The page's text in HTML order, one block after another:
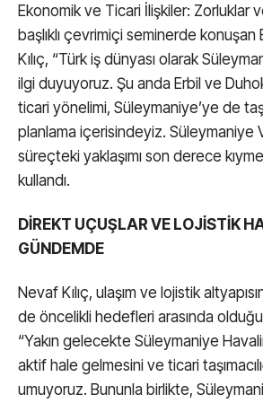
Ekonomik ve Ticari İlişkiler: Zorluklar
başlıklı çevrimiçi seminerde
Kılıç, “Türk iş dünyası olarak
ilgi duyuyoruz. Şu anda Erbil ve
ticari yönelimi, Süleymaniye’ye de
planlama içerisindeyiz. Süleymaniye
süreçteki yaklaşımı son derece
kullandı.
DİREKT UÇUŞLAR VE LOJİSTİK
GÜNDEMDE
Nevaf Kılıç, ulaşım ve lojistik
de öncelikli hedefleri arasında
“Yakın gelecekte Süleymaniye
aktif hale gelmesini ve ticari
umuyoruz. Bununla birlikte,